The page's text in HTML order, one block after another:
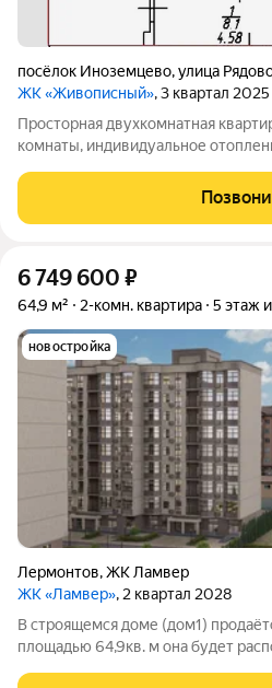
посёлок Иноземцево,улица
ЖК «Живописный», 3 квартал 2025
Просторная двухкомнатная
комнаты, индивидуальное
После строителей, черновая
удобная планировка; кухня 12
6 749 600 ₽
64,9 м² 2-комн. квартира 5 этаж
новостройка
Лермонтов,ЖК Ламвер
ЖК «Ламвер», 2 квартал 2028
В строящемся доме (дом1)
площадью 64,9кв. м она будет расположена на пятом этаже.